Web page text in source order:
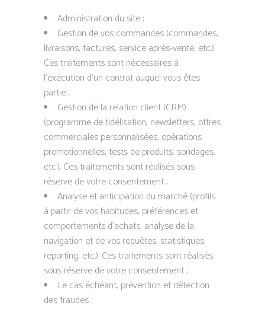
Administration du site ;
Gestion de vos commandes (commandes,
livraisons, factures, service après-vente, etc.).
Ces traitements sont nécessaires à
l’exécution d’un contrat auquel vous êtes
partie ;
Gestion de la relation client (CRM)
(programme de fidélisation, newsletters, offres
commerciales personnalisées, opérations
promotionnelles, tests de produits, sondages,
etc.). Ces traitements sont réalisés sous
réserve de votre consentement ;
Analyse et anticipation du marché (profils
à partir de vos habitudes, préférences et
comportements d’achats, analyse de la
navigation et de vos requêtes, statistiques,
reporting, etc.). Ces traitements sont réalisés
sous réserve de votre consentement ;
Le cas échéant, prévention et détection
des fraudes ;